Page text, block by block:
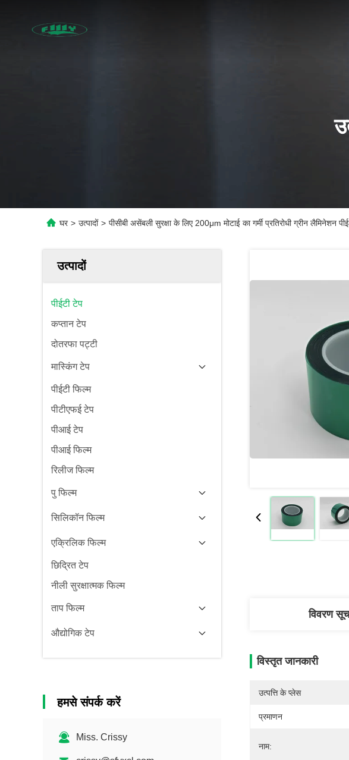
घर > उत्पादों > पीसीबी असेंबली सुरक्षा के लिए 200μm मोटाई का गर्मी प्रतिरोधी ग्रीन लैमिनेशन
उत्पादों
पीईटी टेप
कप्तान टेप
दोतरफा पट्टी
मास्किंग टेप
पीईटी फिल्म
पीटीएफई टेप
पीआई टेप
पीआई फिल्म
रिलीज फिल्म
पु फिल्म
सिलिकॉन फिल्म
एक्रिलिक फिल्म
छिद्रित टेप
नीली सुरक्षात्मक फिल्म
ताप फिल्म
औद्योगिक टेप
हमसे संपर्क करें
Miss. Crissy
विवरण
विस्तृत जानकारी
उत्पत्ति के प्लेस
प्रमाणन
नाम: